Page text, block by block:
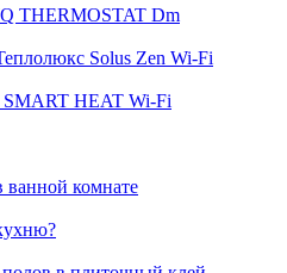
THERMOSTAT Dm
Solus Zen Wi-Fi
HEAT Wi-Fi
ванной комнате